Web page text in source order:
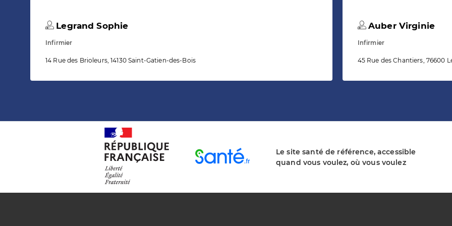
Legrand Sophie
Infirmier
14 Rue des Brioleurs, 14130 Saint-Gatien-des-Bois
Auber Virginie
Infirmier
45 Rue des Chantiers, 76600
Le site santé de référence, accessible
quand vous voulez, où vous voulez